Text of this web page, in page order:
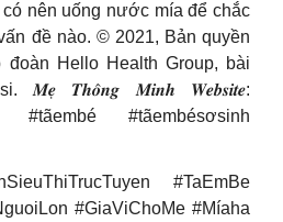
nên uống nước mía để chắc
đề nào. © 2021, Bản quyền
Hello Health Group, bài
𝑴𝒆̣ 𝑻𝒉𝒐̂𝒏𝒈 𝑴𝒊𝒏𝒉 𝑾𝒆𝒃𝒔𝒊𝒕𝒆:
#tãembésơsinh
#TaEmBe
#GiaViChoMe #Míaha